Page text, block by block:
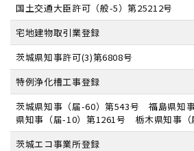
国土交通大臣許可（般-5）第25212号
宅地建物取引業登録
茨城県知事許可(3)第6808号
特例浄化槽工事登録
茨城県知事（届-60）第543号 福島県知
県知事（届-10）第1261号 栃木県知事（
茨城エコ事業所登録